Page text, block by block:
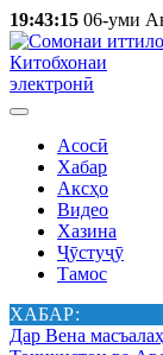
19:43:15 06-уми
Китобхонаи
электронӣ
Асосӣ
Хабар
Аксҳо
Видео
Хазина
Ҷӯстуҷӯ
Тамос
ХАБАР:
Дар Вена